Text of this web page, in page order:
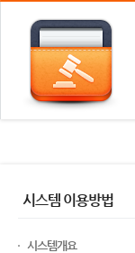
시스템 이용방법
시스템개요